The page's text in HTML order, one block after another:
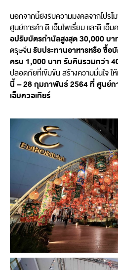
นอกจากนี้ยังรับความมงคลจากโปรโ
ศูนย์การค้า ดิ เอ็มโพเรี่ยม และดิ เอ็ม
อปรับบัตรกำนัลสูงสุด 30,000 บา
ตรุษจีนรับประทานอาหารหรือ ซื้อ
ครบ 1,000 บาท รับคืนรวมกว่า
ปลอดภัยที่เข้มข้น สร้างความมั่นใจ ใ
นี้ –28 กุมภาพันธ์ 2564 ที่ ศูนย์ก
เอ็มควอเทียร์